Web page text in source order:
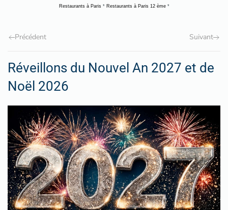
Restaurants à Paris* Restaurants à Paris 12 ème*
Précédent Suivant
Réveillons du Nouvel An 2027 et de
Noël 2026